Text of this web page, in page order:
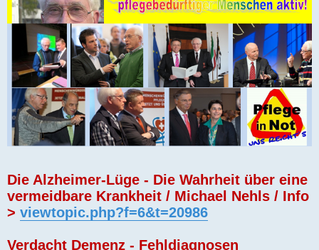
Die Alzheimer-Lüge - Die Wahrheit über eine
vermeidbare Krankheit / Michael Nehls / Info
> viewtopic.php?f=6&t=20986
Verdacht Demenz - Fehldiagnosen